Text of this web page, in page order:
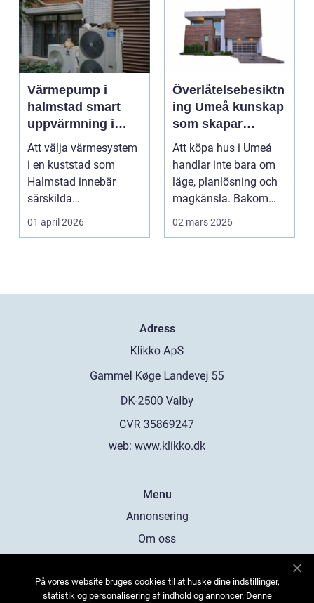
Värmepump i
halmstad smart
uppvärmning i
kustklimat
Att välja värmesystem
i en kuststad som
Halmstad innebär
särskilda
förutsättningar. Vind,
fukt, mild...
01 april 2026
Överlåtelsebesiktn
ing Umeå kunskap
som skapar
tryggare
husaffärer
Att köpa hus i Umeå
handlar inte bara om
läge, planlösning och
magkänsla. Bakom
väggar, golv och tak...
02 mars 2026
Adress
web: www.klikko.dk
Menu
Annonsering
Om oss
Kontakta oss
På vores website bruges cookies til at huske dine indstillinger,
statistik og personalisering af indhold og annoncer. Denne